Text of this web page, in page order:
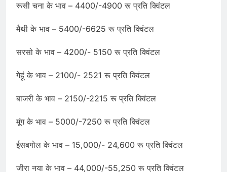
रूसी चना के भाव – 4400/-4900 रू प्रति क्विंटल
मैथी के भाव – 5400/-6625 रू प्रति क्विंटल
सरसो के भाव – 4200/- 5150 रू प्रति क्विंटल
गेहूं के भाव – 2100/- 2521 रू प्रति क्विंटल
बाजरी के भाव – 2150/-2215 रू प्रति क्विंटल
मूंग के भाव – 5000/-7250 रू प्रति क्विंटल
ईसबगोल के भाव – 15,000/- 24,600 रू प्रति क्विंटल
जीरा नया के भाव – 44,000/-55,250 रू प्रति क्विंटल